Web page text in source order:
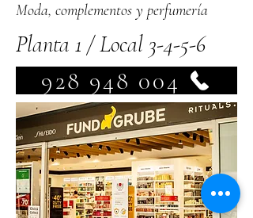
Moda, complementos y perfumería
Planta 1 / Local 3-4-5-6
928 948 004